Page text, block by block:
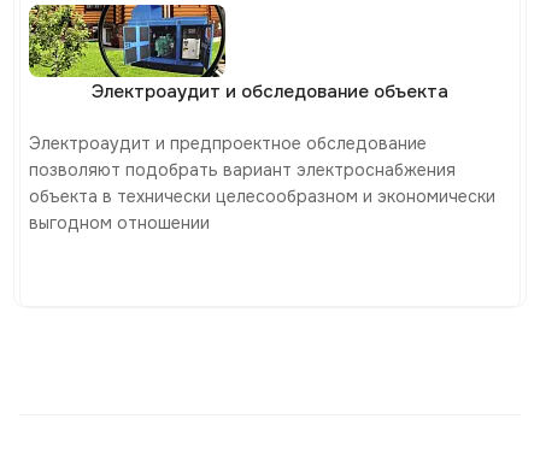
Электроаудит и обследование объекта
Электроаудит и предпроектное обследование
позволяют подобрать вариант электроснабжения
объекта в технически целесообразном и экономически
выгодном отношении